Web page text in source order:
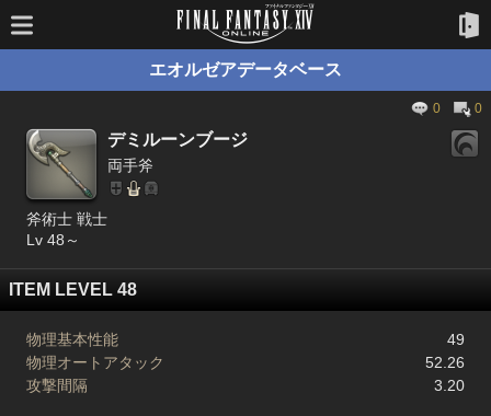
エオルゼアデータベース
0 0
デミルーンブージ
両手斧
斧術士 戦士
Lv 48～
ITEM LEVEL 48
物理基本性能
49
物理オートアタック
52.26
攻撃間隔
3.20